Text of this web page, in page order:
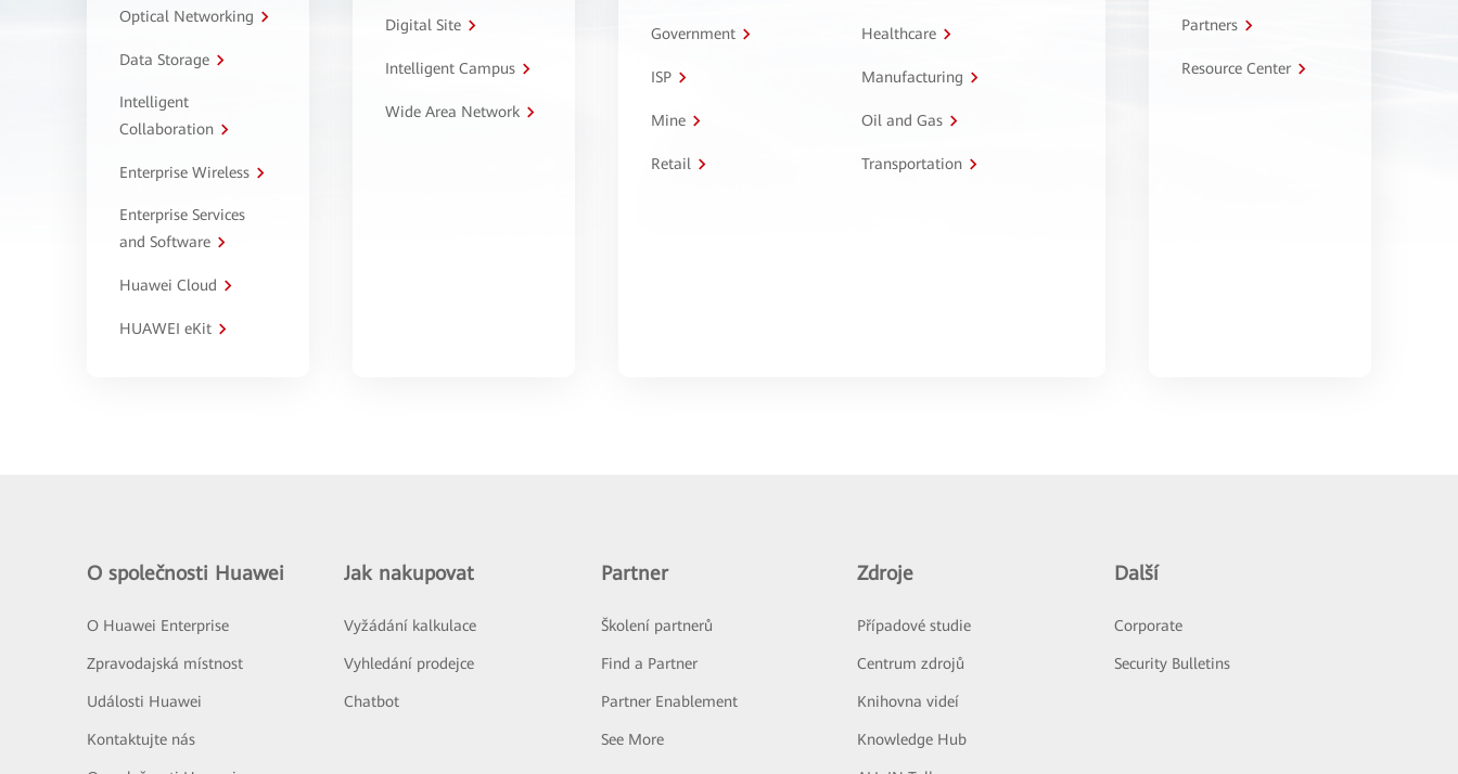
Optical Networking
Data Storage
Intelligent
Collaboration
Enterprise Wireless
Enterprise Services
and Software
Huawei Cloud
HUAWEI eKit
Digital Site
Intelligent Campus
Wide Area Network
Government Healthcare
ISP Manufacturing
Mine Oil and Gas
Retail Transportation
Partners
Resource Center
O společnosti Huawei
O Huawei Enterprise
Zpravodajská místnost
Události Huawei
Kontaktujte nás
Jak nakupovat
Vyžádání kalkulace
Vyhledání prodejce
Chatbot
Partner
Školení partnerů
Find a Partner
Partner Enablement
See More
Zdroje
Případové studie
Centrum zdrojů
Knihovna videí
Knowledge Hub
Další
Corporate
Security Bulletins